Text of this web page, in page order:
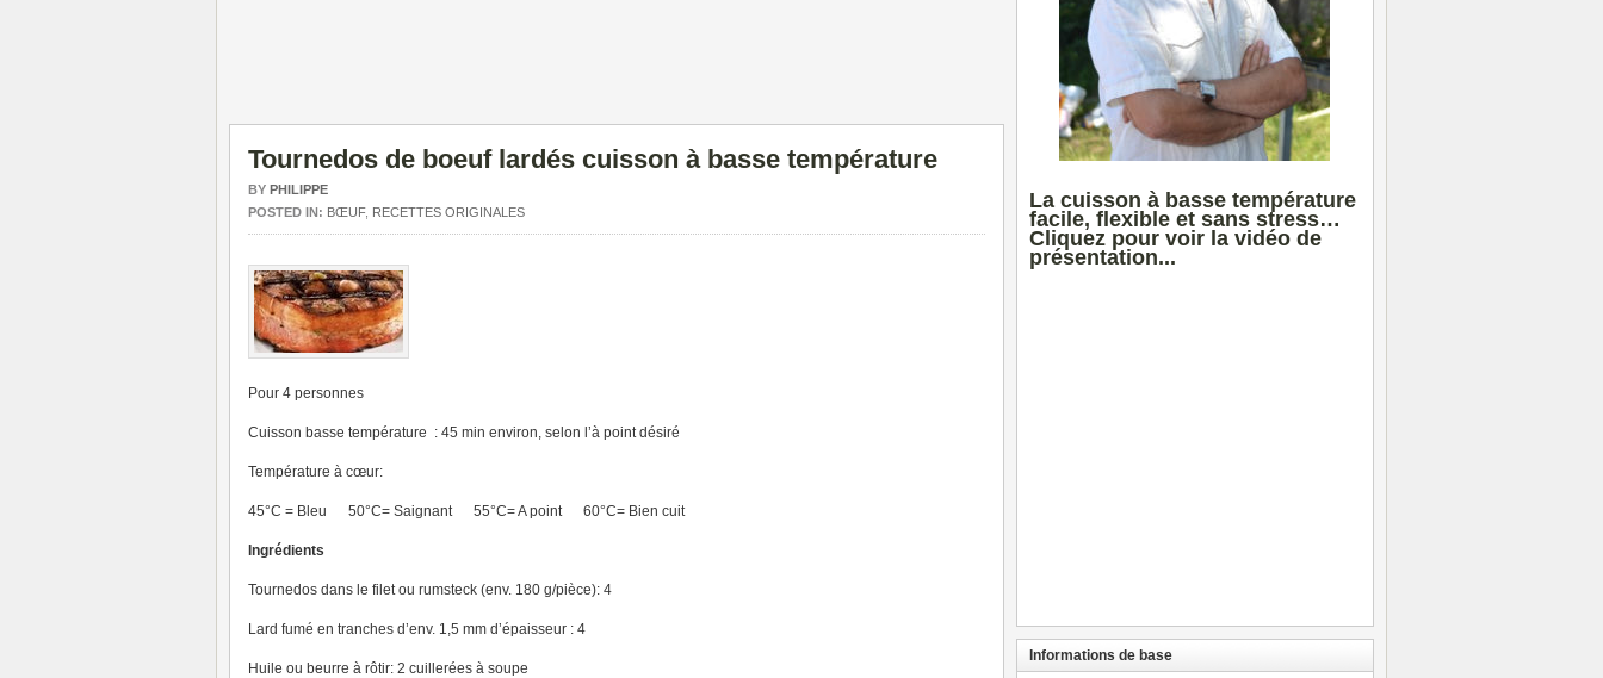
Tournedos de boeuf lardés cuisson à basse température
BY PHILIPPE
POSTED IN: BŒUF, RECETTES ORIGINALES
Pour 4 personnes
Cuisson basse température : 45 min environ, selon l’à point désiré
Température à cœur:
45°C = Bleu 50°C= Saignant 55°C= A point 60°C= Bien cuit
Ingrédients
Tournedos dans le filet ou rumsteck (env. 180 g/pièce): 4
Lard fumé en tranches d’env. 1,5 mm d’épaisseur : 4
Huile ou beurre à rôtir: 2 cuillerées à soupe
La cuisson à basse température
facile, flexible et sans stress…
Cliquez pour voir la vidéo de
présentation...
Informations de base